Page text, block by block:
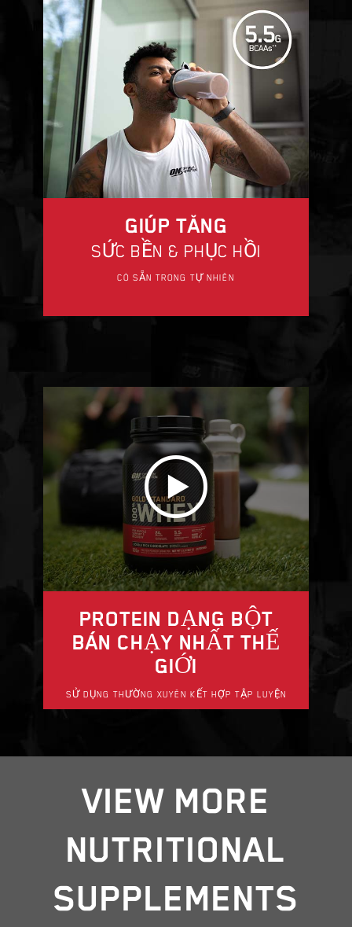
GIÚP TĂNG
SỨC BỀN & PHỤC HỒI
CÓ SẴN TRONG TỰ NHIÊN
PROTEIN DẠNG BỘT
BÁN CHẠY NHẤT THẾ
GIỚI
SỬ DỤNG THƯỜNG XUYÊN KẾT HỢP TẬP LUYỆN
VIEW MORE
NUTRITIONAL
SUPPLEMENTS